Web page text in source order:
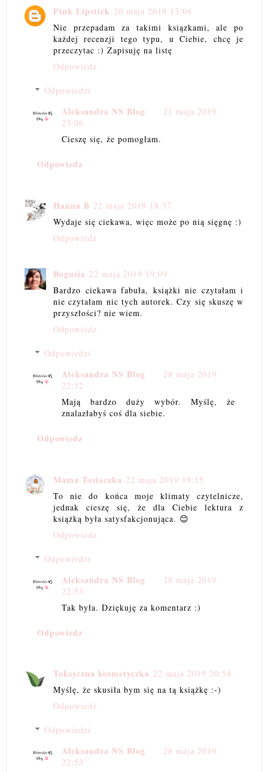
Pink Lipstick 20 maja 2019 13:06
Nie przepadam za takimi ksiązkami, ale po
każdej recenzji tego typu, u Ciebie, chcę je
przeczytac :) Zapisuję na listę
Odpowiedz
Odpowiedzi
Aleksandra NS Blog
21 maja 2019
23:06
Cieszę się, że pomogłam.
Odpowiedz
Hanna B 22 maja 2019 18:37
Wydaje się ciekawa, więc może po nią sięgnę :)
Odpowiedz
Bogusia 22 maja 2019 19:09
Bardzo ciekawa fabuła, książki nie czytałam i
nie czytałam nic tych autorek. Czy się skuszę w
przyszłości? nie wiem.
Odpowiedz
Odpowiedzi
Aleksandra NS Blog
28 maja 2019
22:52
Mają bardzo duży wybór. Myślę, że
znalazłabyś coś dla siebie.
Odpowiedz
Mama Tosiaczka 22 maja 2019 19:15
To nie do końca moje klimaty czytelnicze,
jednak cieszę się, że dla Ciebie lektura z
książką była satysfakcjonująca. 😊
Odpowiedz
Odpowiedzi
Aleksandra NS Blog
28 maja 2019
22:53
Tak była. Dziękuję za komentarz :)
Odpowiedz
Toksyczna kosmetyczka 22 maja 2019 20:54
Myślę, że skusiła bym się na tą książkę :-)
Odpowiedz
Odpowiedzi
Aleksandra NS Blog
28 maja 2019
22:53